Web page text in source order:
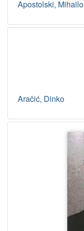
Apostolski, Mihailo
Aračić, Dinko